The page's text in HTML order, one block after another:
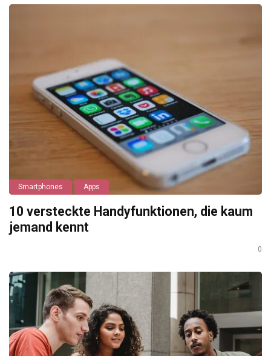
Smartphones Apps
10 versteckte Handyfunktionen, die kaum
jemand kennt
0